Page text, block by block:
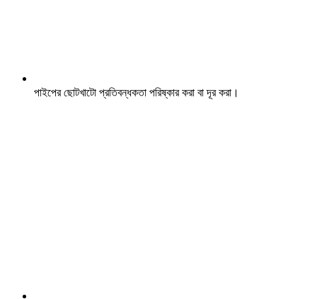
পাইপের ছোটখাটো প্রতিবন্ধকতা পরিষ্কার করা বা দূর করা।